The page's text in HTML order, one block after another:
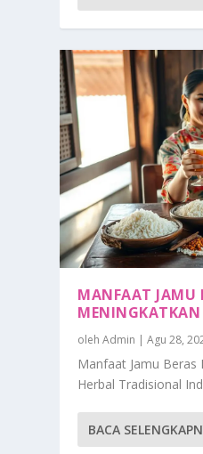
MANFAAT JAMU
olehAdmin |Agu 28,
Manfaat Jamu Beras
Herbal Tradisional
BACA